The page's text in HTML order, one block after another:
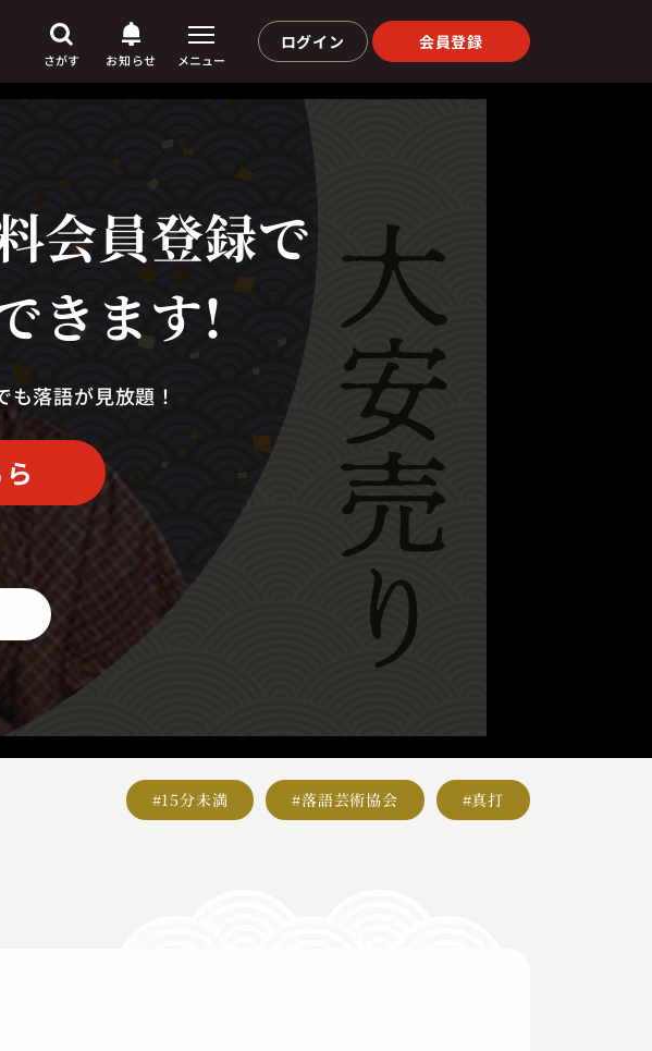
さがす お知らせ メニュー
ログイン 会員登録
会員登録で
きます!
落語が見放題！
#15分未満 #落語芸術協会 #真打